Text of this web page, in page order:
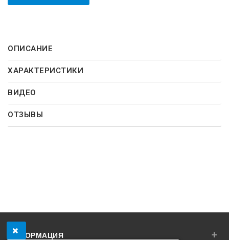
ОПИСАНИЕ
ХАРАКТЕРИСТИКИ
ВИДЕО
ОТЗЫВЫ
ИНФОРМАЦИЯ +